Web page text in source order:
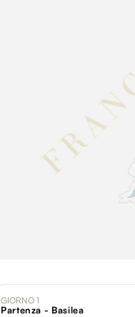
GIORNO 1
Partenza - Basilea